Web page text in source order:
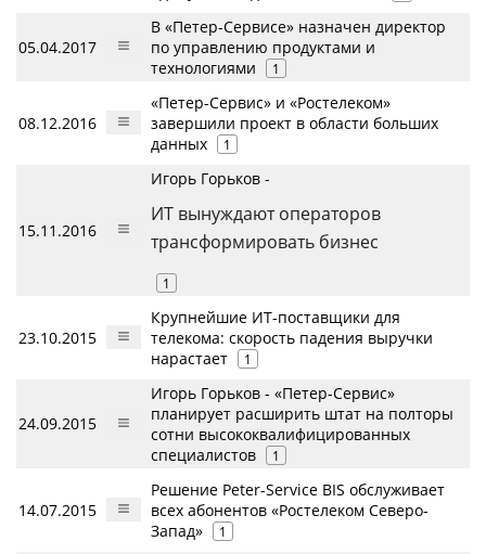
05.04.2017
В «Петер-Сервисе» назначен директор
по управлению продуктами и
технологиями
1
08.12.2016
«Петер-Сервис» и «Ростелеком»
завершили проект в области больших
данных
1
15.11.2016
Игорь Горьков -
ИТ вынуждают операторов
трансформировать бизнес
1
23.10.2015
Крупнейшие ИТ-поставщики для
телекома: скорость падения выручки
нарастает
1
24.09.2015
Игорь Горьков - «Петер-Сервис»
планирует расширить штат на полторы
сотни высококвалифицированных
специалистов
1
14.07.2015
Решение Peter-Service BIS обслуживает
всех абонентов «Ростелеком Северо-
Запад»
1